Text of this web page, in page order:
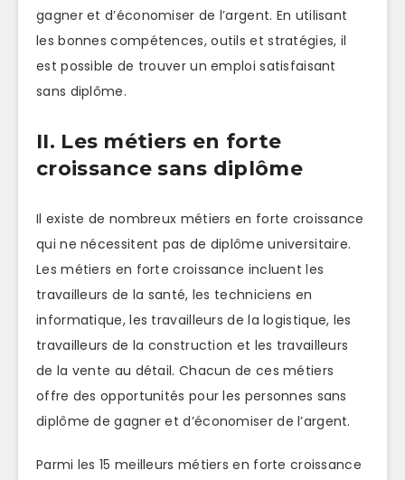
gagner et d’économiser de l’argent. En utilisant
les bonnes compétences, outils et stratégies, il
est possible de trouver un emploi satisfaisant
sans diplôme.
II. Les métiers en forte
croissance sans diplôme
Il existe de nombreux métiers en forte croissance
qui ne nécessitent pas de diplôme universitaire.
Les métiers en forte croissance incluent les
travailleurs de la santé, les techniciens en
informatique, les travailleurs de la logistique, les
travailleurs de la construction et les travailleurs
de la vente au détail. Chacun de ces métiers
offre des opportunités pour les personnes sans
diplôme de gagner et d’économiser de l’argent.
Parmi les 15 meilleurs métiers en forte croissance